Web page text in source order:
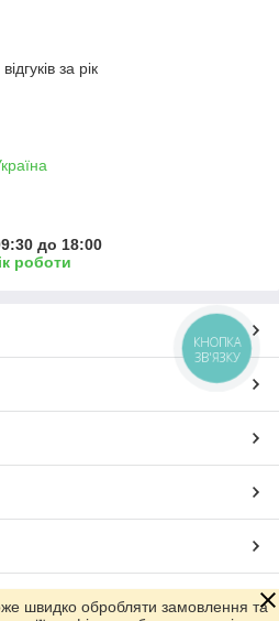
за рік
до 18:00
роботи
Prom.ua
швидко обробляти замовлення та
КНОПКА
ЗВ'ЯЗКУ